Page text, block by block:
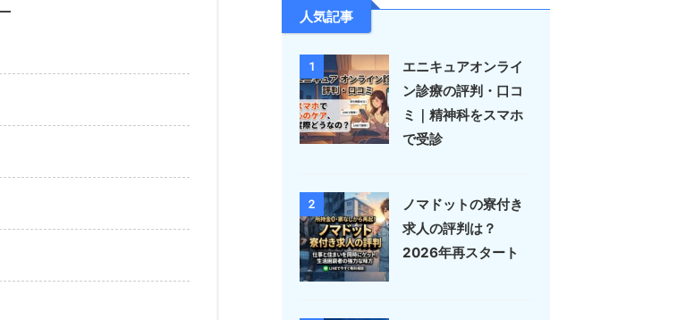
人気記事
1
エニキュアオンライ
ン診療の評判・口コ
ミ｜精神科をスマホ
で受診
2
ノマドットの寮付き
求人の評判は？
2026年再スタート